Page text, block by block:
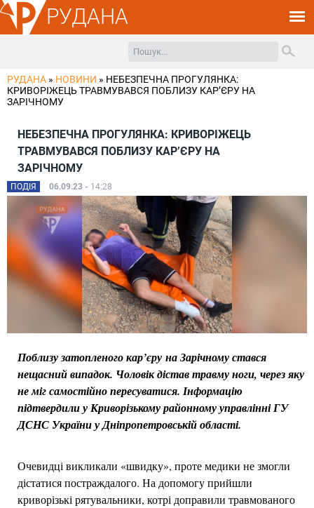
РУДАНА
РУДАНА » НОВИНИ » НЕБЕЗПЕЧНА ПРОГУЛЯНКА:
КРИВОРІЖЕЦЬ ТРАВМУВАВСЯ ПОБЛИЗУ КАР’ЄРУ НА
ЗАРІЧНОМУ
НЕБЕЗПЕЧНА ПРОГУЛЯНКА: КРИВОРІЖЕЦЬ
ТРАВМУВАВСЯ ПОБЛИЗУ КАР’ЄРУ НА
ЗАРІЧНОМУ
ПОДІЯ 06.09.23 - 14:28
Поблизу затопленого кар’єру на Зарічному стався
нещасний випадок. Чоловік дістав травму ноги, через яку
не міг самостійно пересуватися. Інформацію
підтвердили у Криворізькому районному управлінні ГУ
ДСНС України у Дніпропетровській області.
Очевидці викликали «швидку», проте медики не змогли
дістатися постраждалого. На допомогу прийшли
криворізькі рятувальники, котрі доправили травмованого